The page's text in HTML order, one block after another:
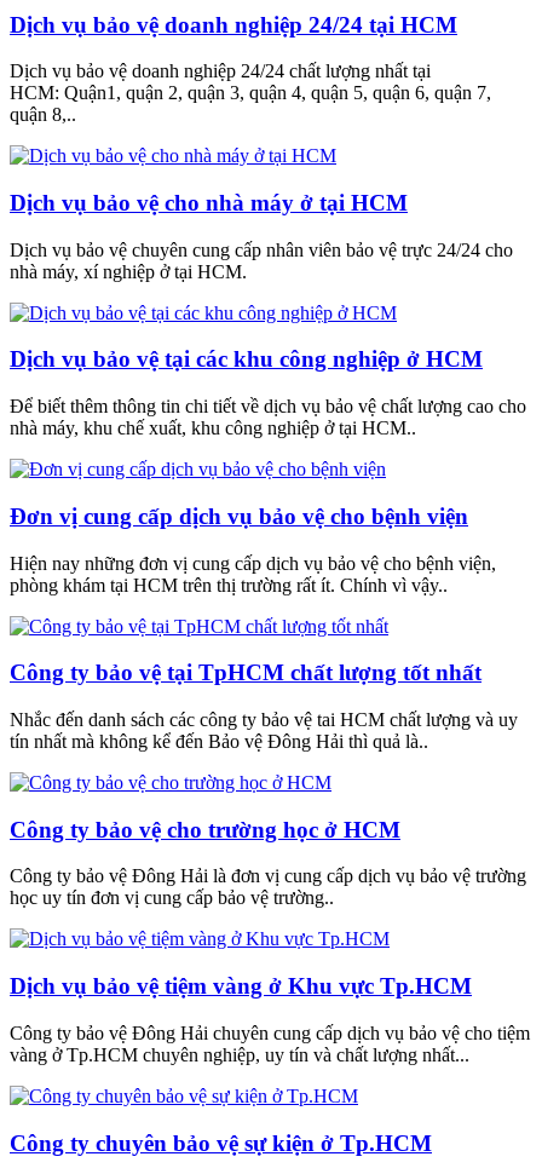
Dịch vụ bảo vệ doanh nghiệp 24/24 tại HCM
Dịch vụ bảo vệ doanh nghiệp 24/24 chất lượng nhất tại
HCM: Quận1, quận 2, quận 3, quận 4, quận 5, quận 6, quận 7,
quận 8,..
Dịch vụ bảo vệ cho nhà máy ở tại HCM
Dịch vụ bảo vệ chuyên cung cấp nhân viên bảo vệ trực 24/24 cho
nhà máy, xí nghiệp ở tại HCM.
Dịch vụ bảo vệ tại các khu công nghiệp ở HCM
Để biết thêm thông tin chi tiết về dịch vụ bảo vệ chất lượng cao cho
nhà máy, khu chế xuất, khu công nghiệp ở tại HCM..
Đơn vị cung cấp dịch vụ bảo vệ cho bệnh viện
Hiện nay những đơn vị cung cấp dịch vụ bảo vệ cho bệnh viện,
phòng khám tại HCM trên thị trường rất ít. Chính vì vậy..
Công ty bảo vệ tại TpHCM chất lượng tốt nhất
Nhắc đến danh sách các công ty bảo vệ tai HCM chất lượng và uy
tín nhất mà không kể đến Bảo vệ Đông Hải thì quả là..
Công ty bảo vệ cho trường học ở HCM
Công ty bảo vệ Đông Hải là đơn vị cung cấp dịch vụ bảo vệ trường
học uy tín đơn vị cung cấp bảo vệ trường..
Dịch vụ bảo vệ tiệm vàng ở Khu vực Tp.HCM
Công ty bảo vệ Đông Hải chuyên cung cấp dịch vụ bảo vệ cho tiệm
vàng ở Tp.HCM chuyên nghiệp, uy tín và chất lượng nhất...
Công ty chuyên bảo vệ sự kiện ở Tp.HCM